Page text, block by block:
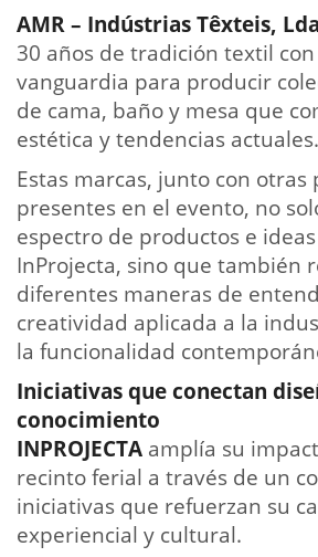
AMR – Indústrias Têxteis, Lda
30 años de tradición textil
vanguardia para producir
de cama, baño y mesa que
estética y tendencias actuales.
Estas marcas, junto con otras
presentes en el evento, no
espectro de productos e
InProjecta, sino que también
diferentes maneras de
creatividad aplicada a la
la funcionalidad
Iniciativas que conectan
conocimiento
INPROJECTA amplía su
recinto ferial a través de un
iniciativas que refuerzan su
experiencial y cultural.